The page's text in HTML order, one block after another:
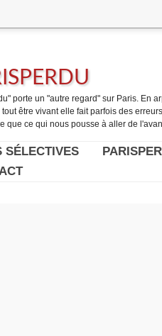
porte un "autre regard" sur Paris. En
tout être vivant elle fait parfois des
que ce qui nous pousse à aller de
SÉLECTIVES